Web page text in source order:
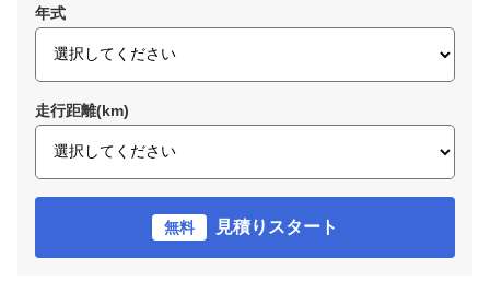
年式
走行距離(km)
無料 見積りスタート